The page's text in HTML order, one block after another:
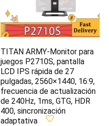
TITAN ARMY-Monitor para
juegos P2710S, pantalla
LCD IPS rápida de 27
pulgadas, 2560×1440, 16:9,
frecuencia de actualización
de 240Hz, 1ms, GTG, HDR
400, sincronización
adaptativa